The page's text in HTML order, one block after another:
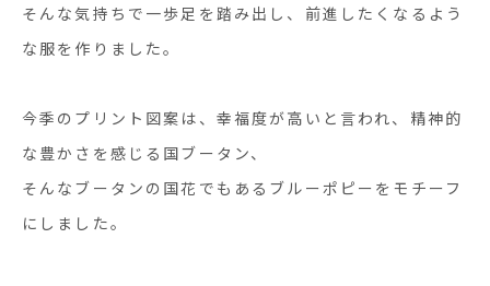
そんな気持ちで一歩足を踏み出し、前進したくなるよう
な服を作りました。
今季のプリント図案は、幸福度が高いと言われ、精神的
な豊かさを感じる国ブータン、
そんなブータンの国花でもあるブルーポピーをモチーフ
にしました。